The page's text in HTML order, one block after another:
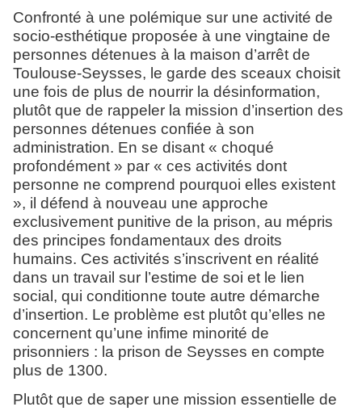
Confronté à une polémique sur une activité de
socio-esthétique proposée à une vingtaine de
personnes détenues à la maison d’arrêt de
Toulouse-Seysses, le garde des sceaux choisit
une fois de plus de nourrir la désinformation,
plutôt que de rappeler la mission d’insertion des
personnes détenues confiée à son
administration. En se disant « choqué
profondément » par « ces activités dont
personne ne comprend pourquoi elles existent
», il défend à nouveau une approche
exclusivement punitive de la prison, au mépris
des principes fondamentaux des droits
humains. Ces activités s’inscrivent en réalité
dans un travail sur l’estime de soi et le lien
social, qui conditionne toute autre démarche
d’insertion. Le problème est plutôt qu’elles ne
concernent qu’une infime minorité de
prisonniers : la prison de Seysses en compte
plus de 1300.
Plutôt que de saper une mission essentielle de